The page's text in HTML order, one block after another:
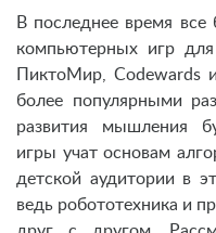
В последнее время
компьютерных игр для
ПиктоМир, Codewards
более популярными
развития мышления
игры учат основам
детской аудитории в
ведь робототехника и